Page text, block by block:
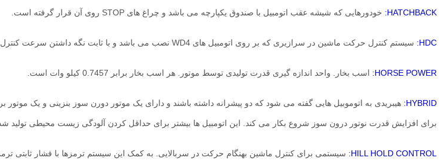
HATCHBACK: خودورهایی که شیشه عقب اتومبیل با صندوق یکپارچه می باشد و چراغ های STOP روی آن قرار گرفته است.
HDC: سیستم کنترل حرکت ماشین در سرازیری که بر روی اتومبیل های WD4 نصب می باشد و با ثابت نگه داشتن سرعت کنترل حرکت در سرازیری را انجام می دهد.
HORSE POWER: اسب بخار. واحد اندازه گیری قدرت تولیدی توسط موتور. هر اسب بخار برابر 0.7457 کیلو وات است
HYBRID: هیبریدی به اتوموبیل هایی گفته می شود که دو پیشرانه داشته باشند و دارای یک موتور دورن سوز بنزینی و یک
برای افزایش قدرت نوتور درون سوز شروع بکار می کند. این اتومبیل ها بیشتر برای حداقل کردن آلودگی زیست محیطی تولید
HILL HOLD CONTROL: سیستمی برای کنترل ماشین بهنگام حرکت در سربالایی. به کمک این سیستم ترمزها با فشار ثابتی